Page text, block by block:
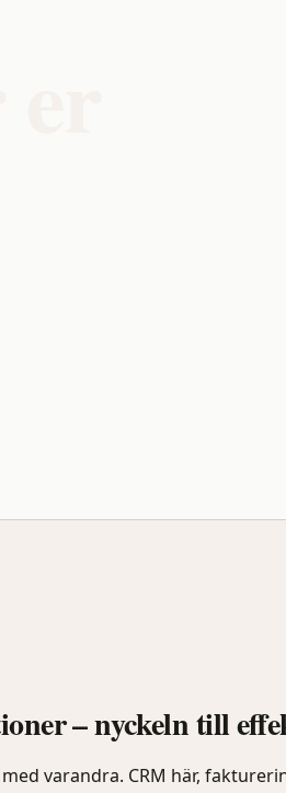
– nyckeln till
varandra. CRM här,